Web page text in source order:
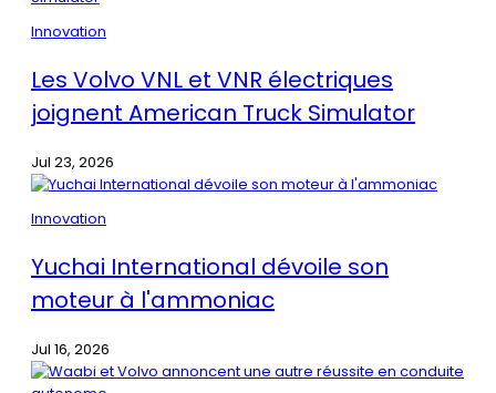
Innovation
Les Volvo VNL et VNR électriques
joignent American Truck Simulator
Jul 23, 2026
Innovation
Yuchai International dévoile son
moteur à l'ammoniac
Jul 16, 2026